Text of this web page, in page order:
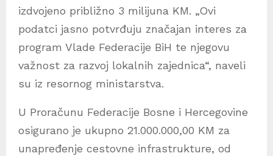
izdvojeno približno 3 milijuna KM. „Ovi
podatci jasno potvrđuju značajan interes za
program Vlade Federacije BiH te njegovu
važnost za razvoj lokalnih zajednica“, naveli
su iz resornog ministarstva.
U Proračunu Federacije Bosne i Hercegovine
osigurano je ukupno 21.000.000,00 KM za
unapređenje cestovne infrastrukture, od